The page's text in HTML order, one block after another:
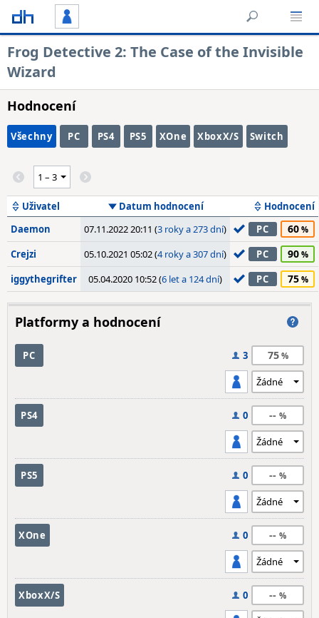
Frog Detective 2: The Case of the Invisible
Wizard
Hodnocení
Všechny PC PS4 PS5 XOne XboxX/S Switch
Uživatel Datum hodnocení
Hodnocení
Daemon
07.11.2022 20:11 (3 roky a 273 dní) PC 60
Crejzi 05.10.2021 05:02 (4 roky a 307 dní) PC 90
iggythegrifter 05.04.2020 10:52 (6 let a 124 dní) PC 75
Platformy a hodnocení
PC 3 75
PS4 0 --
PS5 0 --
XOne 0 --
XboxX/S 0 --